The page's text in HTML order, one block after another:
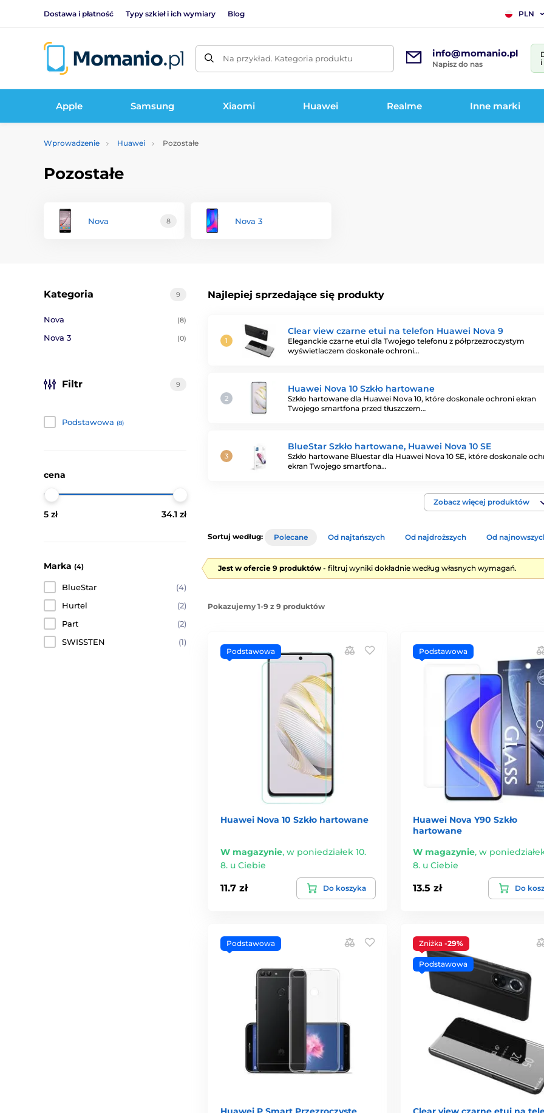
Dostawa i płatność Typy szkieł i ich wymiary Blog PLN
Na przykład. Kategoria produktu info@momanio.pl
Napisz do nas
Apple Samsung Xiaomi Huawei Realme Inne marki
Wprowadzenie Huawei Pozostałe
Pozostałe
Nova 8 Nova 3
Najlepiej sprzedające się produkty
Clear view czarne etui na telefon Huawei Nova 9
Eleganckie czarne etui dla Twojego telefonu z półprzezroczystym
wyświetlaczem doskonale ochroni…
Huawei Nova 10 Szkło hartowane
Szkło hartowane dla Huawei Nova 10, które doskonale ochroni ekran
Twojego smartfona przed tłuszczem…
BlueStar Szkło hartowane, Huawei Nova 10 SE
Szkło hartowane Bluestar dla Huawei Nova 10 SE, które doskonale
ekran Twojego smartfona…
Zobacz więcej produktów
9
Kategoria
Nova (8)
Nova 3 (0)
Filtr 9
Podstawowa (8)
cena
5 zł 34.1 zł
Marka (4)
BlueStar
(4)
Hurtel
(2)
Part
(2)
SWISSTEN
(1)
Sortuj według: Polecane Od najtańszych Od najdroższych Od
Jest w ofercie 9 produktów - filtruj wyniki dokładnie według własnych wymagań.
Pokazujemy 1-9 z 9 produktów
Podstawowa
Huawei Nova 10 Szkło hartowane
W magazynie, w poniedziałek 10.
8. u Ciebie
11.7 zł Do koszyka
Podstawowa
Huawei Nova Y90 Szkło
hartowane
W magazynie, w
8. u Ciebie
13.5 zł Do
Podstawowa Zniżka -29%
Podstawowa